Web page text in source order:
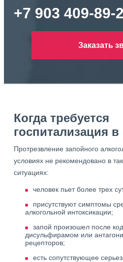
+7 903 409-89-
Заказать
Когда требуется
госпитализация
Протрезвление запойного
условиях не рекомендовано в
ситуациях:
человек пьет более трех
присутствуют симптомы
алкогольной интоксикации;
запой произошел после
дисульфирамом или
рецепторов;
есть сопутствующее